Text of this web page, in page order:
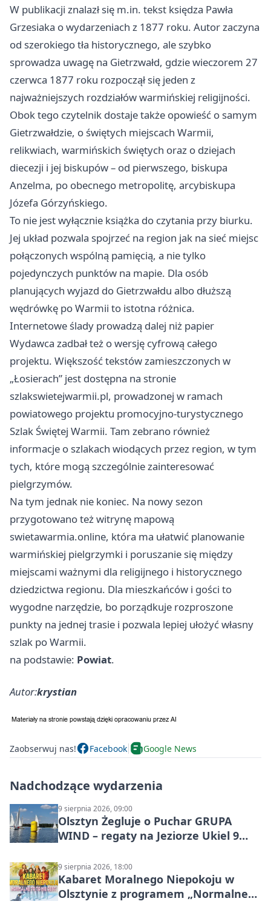
W publikacji znalazł się m.in. tekst księdza Pawła
Grzesiaka o wydarzeniach z 1877 roku. Autor zaczyna
od szerokiego tła historycznego, ale szybko
sprowadza uwagę na Gietrzwałd, gdzie wieczorem 27
czerwca 1877 roku rozpoczął się jeden z
najważniejszych rozdziałów warmińskiej religijności.
Obok tego czytelnik dostaje także opowieść o samym
Gietrzwałdzie, o świętych miejscach Warmii,
relikwiach, warmińskich świętych oraz o dziejach
diecezji i jej biskupów – od pierwszego, biskupa
Anzelma, po obecnego metropolitę, arcybiskupa
Józefa Górzyńskiego.
To nie jest wyłącznie książka do czytania przy biurku.
Jej układ pozwala spojrzeć na region jak na sieć miejsc
połączonych wspólną pamięcią, a nie tylko
pojedynczych punktów na mapie. Dla osób
planujących wyjazd do Gietrzwałdu albo dłuższą
wędrówkę po Warmii to istotna różnica.
Internetowe ślady prowadzą dalej niż papier
Wydawca zadbał też o wersję cyfrową całego
projektu. Większość tekstów zamieszczonych w
„Łosierach” jest dostępna na stronie
szlakswietejwarmii.pl, prowadzonej w ramach
powiatowego projektu promocyjno-turystycznego
Szlak Świętej Warmii. Tam zebrano również
informacje o szlakach wiodących przez region, w tym
tych, które mogą szczególnie zainteresować
pielgrzymów.
Na tym jednak nie koniec. Na nowy sezon
przygotowano też witrynę mapową
swietawarmia.online, która ma ułatwić planowanie
warmińskiej pielgrzymki i poruszanie się między
miejscami ważnymi dla religijnego i historycznego
dziedzictwa regionu. Dla mieszkańców i gości to
wygodne narzędzie, bo porządkuje rozproszone
punkty na jednej trasie i pozwala lepiej ułożyć własny
szlak po Warmii.
na podstawie: Powiat.
Autor:krystian
Zaobserwuj nas! Facebook Google News
Nadchodzące wydarzenia
9 sierpnia 2026, 09:00
Olsztyn Żegluje o Puchar GRUPA
WIND – regaty na Jeziorze Ukiel 9
9 sierpnia 2026, 18:00
Kabaret Moralnego Niepokoju w
Olsztynie z programem „Normalne